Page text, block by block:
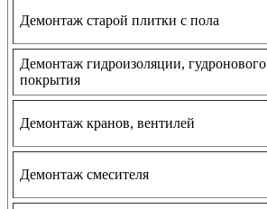
Демонтаж старой плитки с пола
Демонтаж гидроизоляции, гудронового
покрытия
Демонтаж кранов, вентилей
Демонтаж смесителя